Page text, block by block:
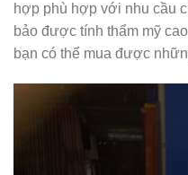
hợp phù hợp với nhu cầu
bảo được tính thẩm mỹ
bạn có thể mua được